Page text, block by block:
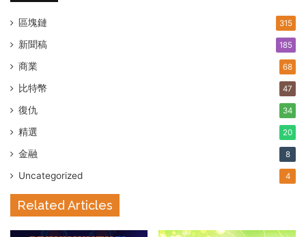
區塊鏈 315
新聞稿 185
商業 68
比特幣 47
復仇 34
精選 20
金融 8
Uncategorized 4
Related Articles